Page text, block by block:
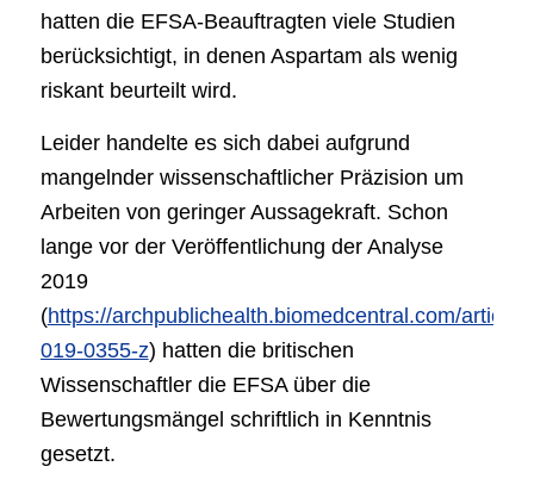
hatten die EFSA-Beauftragten viele Studien
berücksichtigt, in denen Aspartam als wenig
riskant beurteilt wird.
Leider handelte es sich dabei aufgrund
mangelnder wissenschaftlicher Präzision um
Arbeiten von geringer Aussagekraft. Schon
lange vor der Veröffentlichung der Analyse
2019
(https://archpublichealth.biomedcentral.com/
019-0355-z) hatten die britischen
Wissenschaftler die EFSA über die
Bewertungsmängel schriftlich in Kenntnis
gesetzt.